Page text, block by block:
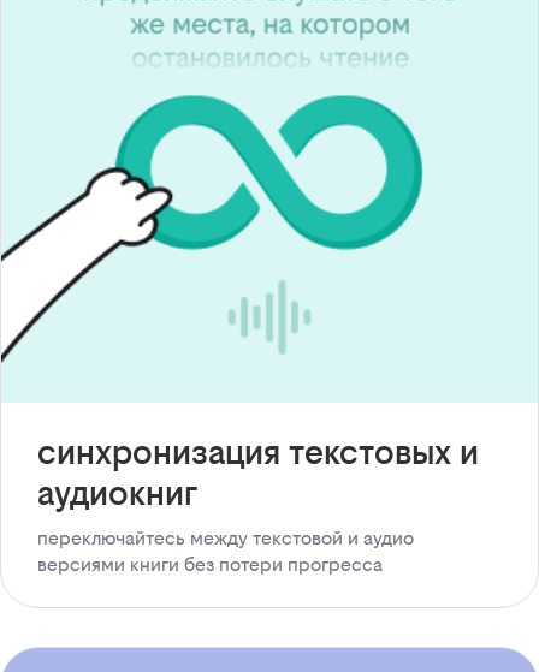
синхронизация текстовых и
аудиокниг
переключайтесь между текстовой и аудио
версиями книги без потери прогресса